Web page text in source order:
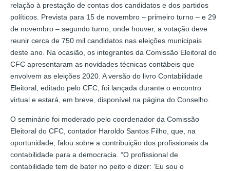
relação à prestação de contas dos candidatos e dos partidos
políticos. Prevista para 15 de novembro – primeiro turno – e 29
de novembro – segundo turno, onde houver, a votação deve
reunir cerca de 750 mil candidatos nas eleições municipais
deste ano. Na ocasião, os integrantes da Comissão Eleitoral do
CFC apresentaram as novidades técnicas contábeis que
envolvem as eleições 2020. A versão do livro Contabilidade
Eleitoral, editado pelo CFC, foi lançada durante o encontro
virtual e estará, em breve, disponível na página do Conselho.
O seminário foi moderado pelo coordenador da Comissão
Eleitoral do CFC, contador Haroldo Santos Filho, que, na
oportunidade, falou sobre a contribuição dos profissionais da
contabilidade para a democracia. “O profissional de
contabilidade tem de bater no peito e dizer: ‘Eu sou o